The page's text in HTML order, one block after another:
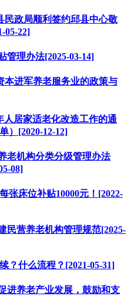
民政局顺利签约邱县中心敬
05-22]
管理办法[2025-03-14]
本进军养老服务业的政策与
居家适老化改造工作的通
）[2020-12-12]
老机构分类分级管理办法
08]
张床位补贴10000元！[2022-
民营养老机构管理规范[2025-
？什么流程？[2021-05-31]
进养老产业发展，鼓励和支